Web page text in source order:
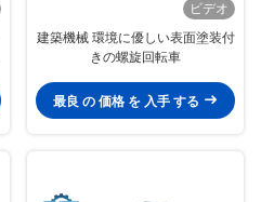
ビデオ
建築機械 環境に優しい表面塗装付
きの螺旋回転車
最良 の 価格 を 入手 する